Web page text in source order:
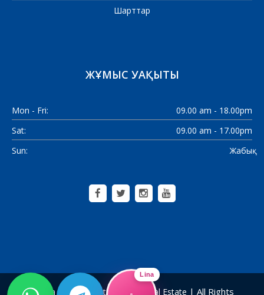
Шарттар
ЖҰМЫС УАҚЫТЫ
Mon - Fri:
09.00 am - 18.00pm
Sat:
09.00 am - 17.00pm
Sun:
Жабық
Lina
Alanya Home Construction & Real Estate | All Rights